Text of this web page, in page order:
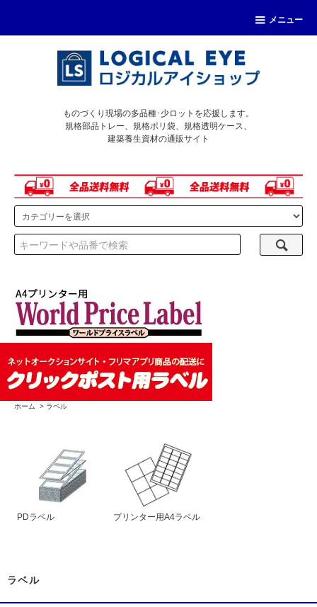
メニュー
ものづくり現場の多品種･少ロットを応援します。
規格部品トレー、規格ポリ袋、規格透明ケース、
建築養生資材の通販サイト
ホーム > ラベル
PDラベル プリンター用A4ラベル
ラベル